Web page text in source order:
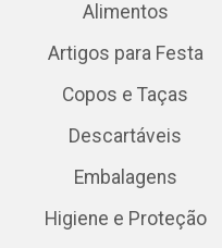
Alimentos
Artigos para Festa
Copos e Taças
Descartáveis
Embalagens
Higiene e Proteção